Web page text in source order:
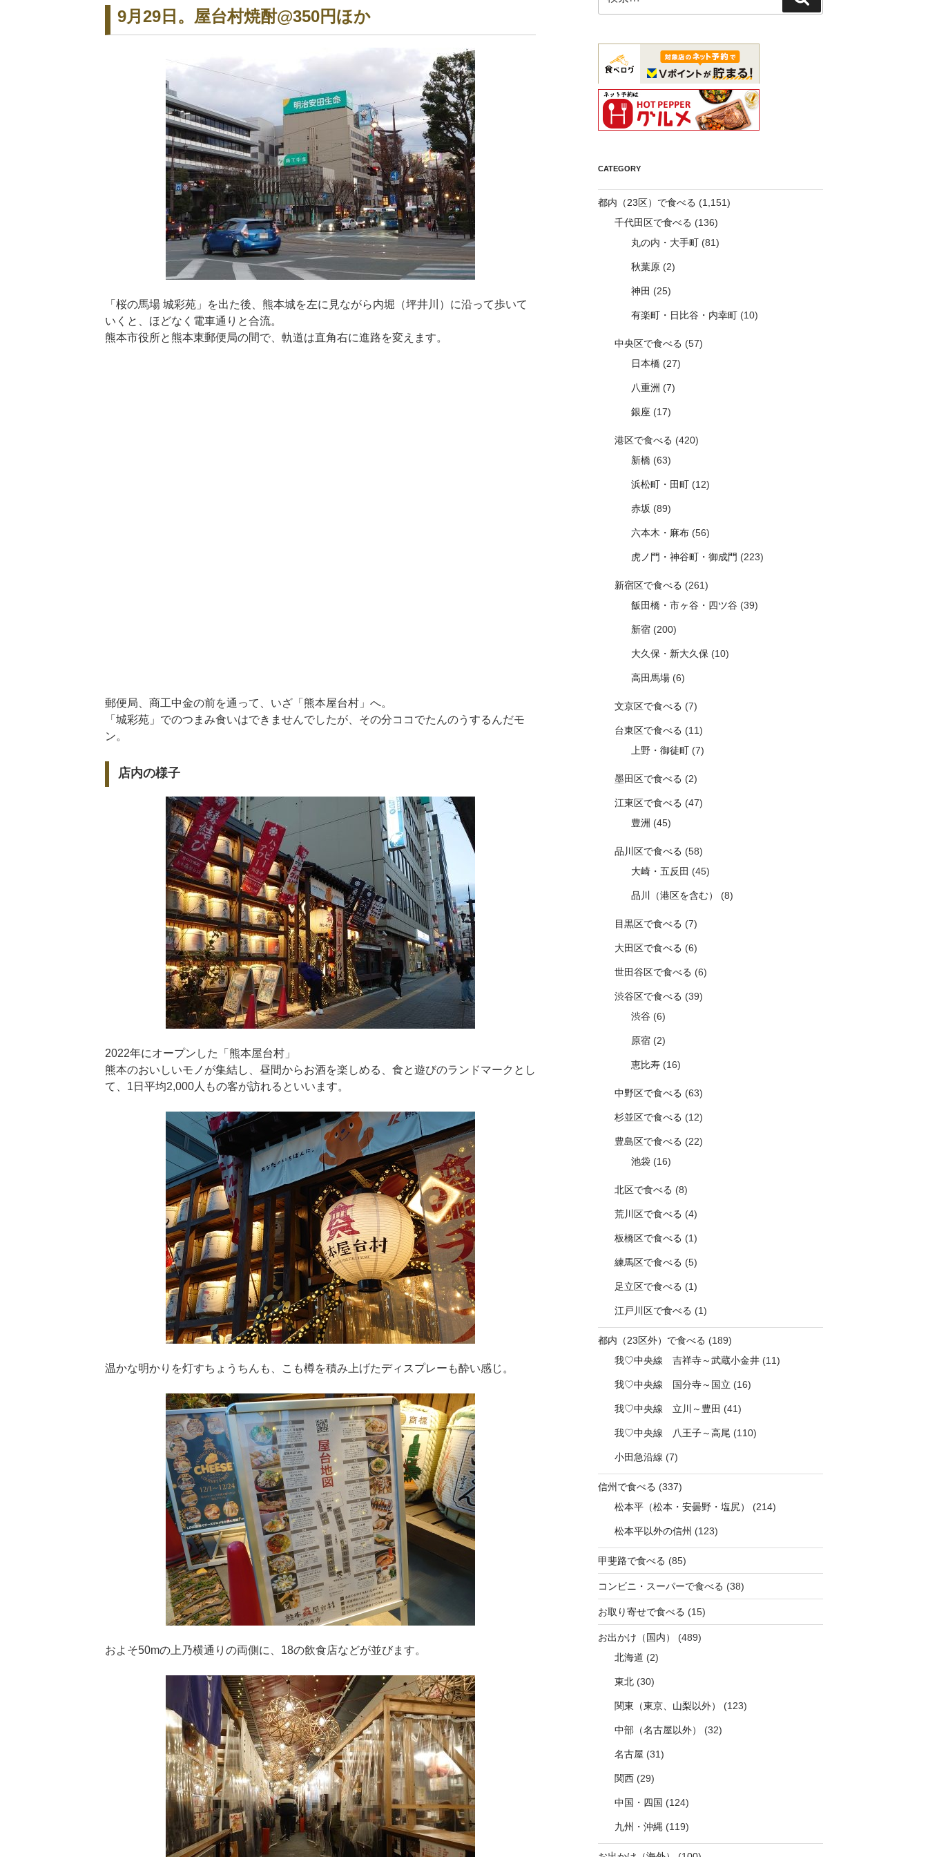
9月29日。屋台村焼酎@350円ほか
「桜の馬場 城彩苑」を出た後、熊本城を左に見ながら内堀（坪井川）に沿って歩いて
いくと、ほどなく電車通りと合流。
熊本市役所と熊本東郵便局の間で、軌道は直角右に進路を変えます。
郵便局、商工中金の前を通って、いざ「熊本屋台村」へ。
「城彩苑」でのつまみ食いはできませんでしたが、その分ココでたんのうするんだモ
ン。
店内の様子
2022年にオープンした「熊本屋台村」
熊本のおいしいモノが集結し、昼間からお酒を楽しめる、食と遊びのランドマークとし
て、1日平均2,000人もの客が訪れるといいます。
温かな明かりを灯すちょうちんも、こも樽を積み上げたディスプレーも酔い感じ。
およそ50mの上乃横通りの両側に、18の飲食店などが並びます。
索:
索
CATEGORY
都内（23区）で食べる (1,151)
千代田区で食べる (136)
丸の内・大手町 (81)
秋葉原 (2)
神田 (25)
有楽町・日比谷・内幸町 (10)
中央区で食べる (57)
日本橋 (27)
八重洲 (7)
銀座 (17)
港区で食べる (420)
新橋 (63)
浜松町・田町 (12)
赤坂 (89)
六本木・麻布 (56)
虎ノ門・神谷町・御成門 (223)
新宿区で食べる (261)
飯田橋・市ヶ谷・四ツ谷 (39)
新宿 (200)
大久保・新大久保 (10)
高田馬場 (6)
文京区で食べる (7)
台東区で食べる (11)
上野・御徒町 (7)
墨田区で食べる (2)
江東区で食べる (47)
豊洲 (45)
品川区で食べる (58)
大崎・五反田 (45)
品川（港区を含む） (8)
目黒区で食べる (7)
大田区で食べる (6)
世田谷区で食べる (6)
渋谷区で食べる (39)
渋谷 (6)
原宿 (2)
恵比寿 (16)
中野区で食べる (63)
杉並区で食べる (12)
豊島区で食べる (22)
池袋 (16)
北区で食べる (8)
荒川区で食べる (4)
板橋区で食べる (1)
練馬区で食べる (5)
足立区で食べる (1)
江戸川区で食べる (1)
都内（23区外）で食べる (189)
我♡中央線 吉祥寺～武蔵小金井 (11)
我♡中央線 国分寺～国立 (16)
我♡中央線 立川～豊田 (41)
我♡中央線 八王子～高尾 (110)
小田急沿線 (7)
信州で食べる (337)
松本平（松本・安曇野・塩尻）
(214)
松本平以外の信州 (123)
甲斐路で食べる (85)
コンビニ・スーパーで食べる (38)
お取り寄せで食べる (15)
お出かけ（国内）
(489)
北海道 (2)
東北 (30)
関東（東京、山梨以外） (123)
中部（名古屋以外） (32)
名古屋 (31)
関西 (29)
中国・四国 (124)
九州・沖縄 (119)